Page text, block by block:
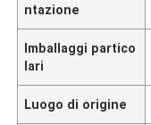
ntazione
Imballaggi partico
lari
Luogo di origine